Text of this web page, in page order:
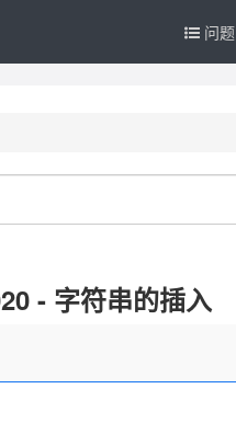
问题
- 字符串的插入